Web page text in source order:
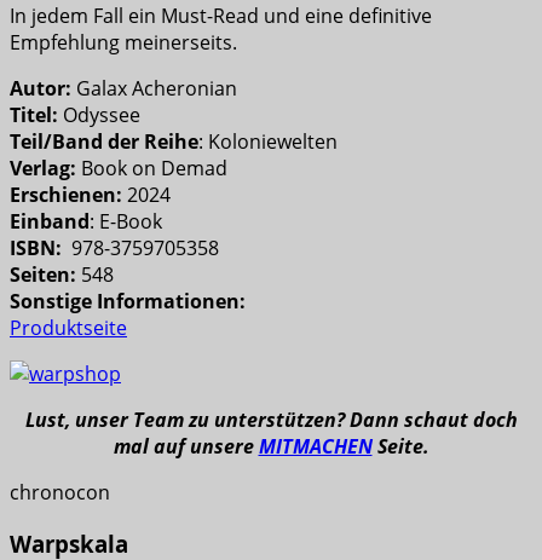
In jedem Fall ein Must-Read und eine definitive
Empfehlung meinerseits.
Autor: Galax Acheronian
Titel: Odyssee
Teil/Band der Reihe: Koloniewelten
Verlag: Book on Demad
Erschienen: 2024
Einband: E-Book
ISBN: 978-3759705358
Seiten: 548
Sonstige Informationen:
Produktseite
Lust, unser Team zu unterstützen? Dann schaut doch
mal auf unsereMITMACHENSeite.
chronocon
Warpskala